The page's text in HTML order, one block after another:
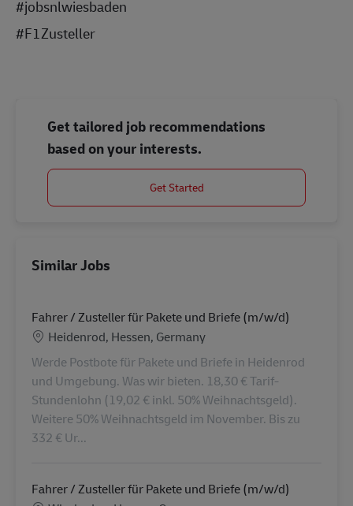
#jobsnlwiesbaden
#F1Zusteller
Get tailored job recommendations
based on your interests.
Get Started
Similar Jobs
Fahrer / Zusteller für Pakete und Briefe (m/w/d)
Location
Heidenrod, Hessen, Germany
Werde Postbote für Pakete und Briefe in Heidenrod
und Umgebung. Was wir bieten. 18,30 € Tarif-
Stundenlohn (19,02 € inkl. 50% Weihnachtsgeld).
Weitere 50% Weihnachtsgeld im November. Bis zu
332 € Ur...
Fahrer / Zusteller für Pakete und Briefe (m/w/d)